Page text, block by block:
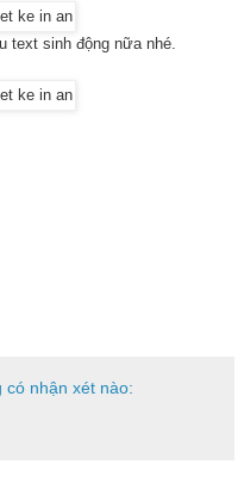
text sinh động nữa nhé.
có nhận xét nào: